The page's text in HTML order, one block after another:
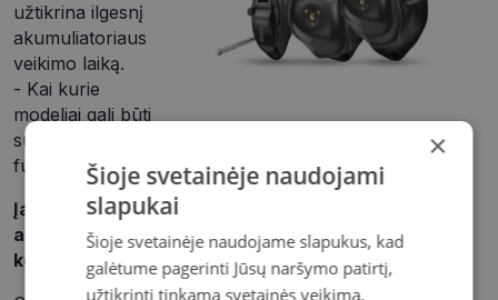
užtikrina ilgesnį
akumuliatoriaus
veikimo laiką.
- Kai kurie
modeliai gali būti
su įkrovimo
funkcija.
Įausiniai klausos
aparatai gali būti
kelių tipų:
×
Šioje svetainėje naudojami
slapukai
Šioje svetainėje naudojame slapukus, kad
galėtume pagerinti Jūsų naršymo patirtį,
užtikrinti tinkamą svetainės veikimą,